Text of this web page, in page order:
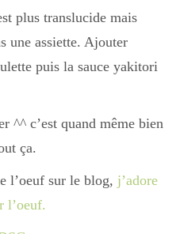
plus translucide mais
une assiette. Ajouter
puis la sauce yakitori
^^ c’est quand même bien
ça.
l’oeuf sur le blog, j’adore
l’oeuf.